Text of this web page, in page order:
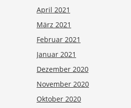
April 2021
März 2021
Februar 2021
Januar 2021
Dezember 2020
November 2020
Oktober 2020